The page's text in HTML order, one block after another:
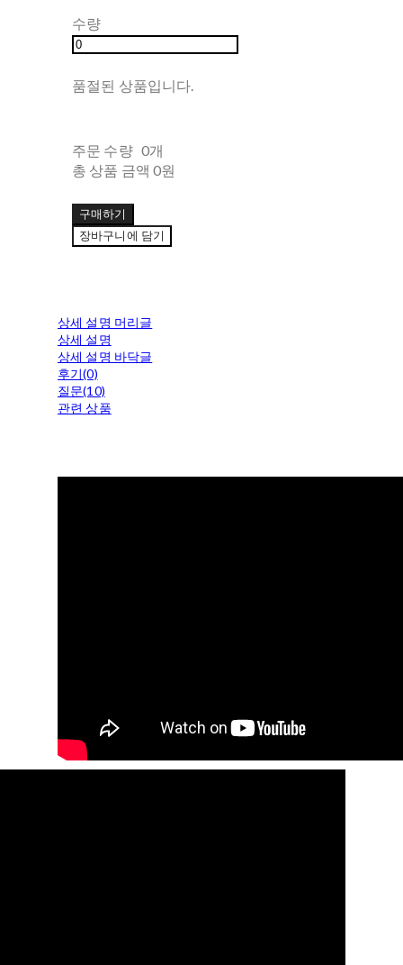
수량
품절된 상품입니다.
주문 수량 0개
총 상품 금액 0원
구매하기
장바구니에 담기
상세 설명 머리글
상세 설명
상세 설명 바닥글
후기(0)
질문(10)
관련 상품